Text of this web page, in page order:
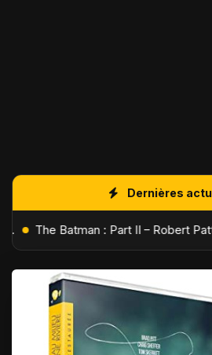
Dernières
L'Âge de Glace : Le Réveil du Volcan – Manny, Sid et Diego de retour pour une aventure explosive